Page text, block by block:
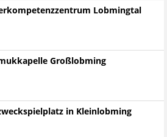
Lobmingtal
Großlobming
in Kleinlobming